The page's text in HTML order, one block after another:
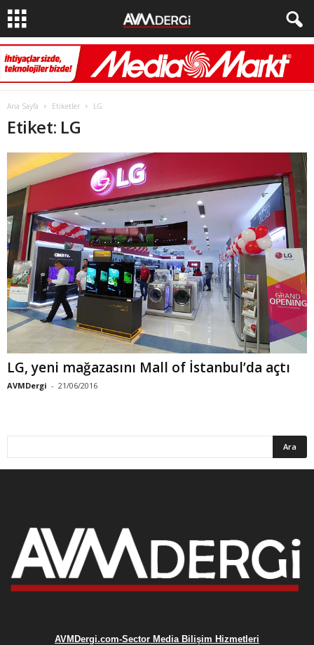
Ana Sayfa Etiketler LG
Etiket: LG
LG, yeni mağazasını Mall of İstanbul’da açtı
AVMDergi - 21/06/2016
AVMDergi.com-Sector Media Bilişim Hizmetleri